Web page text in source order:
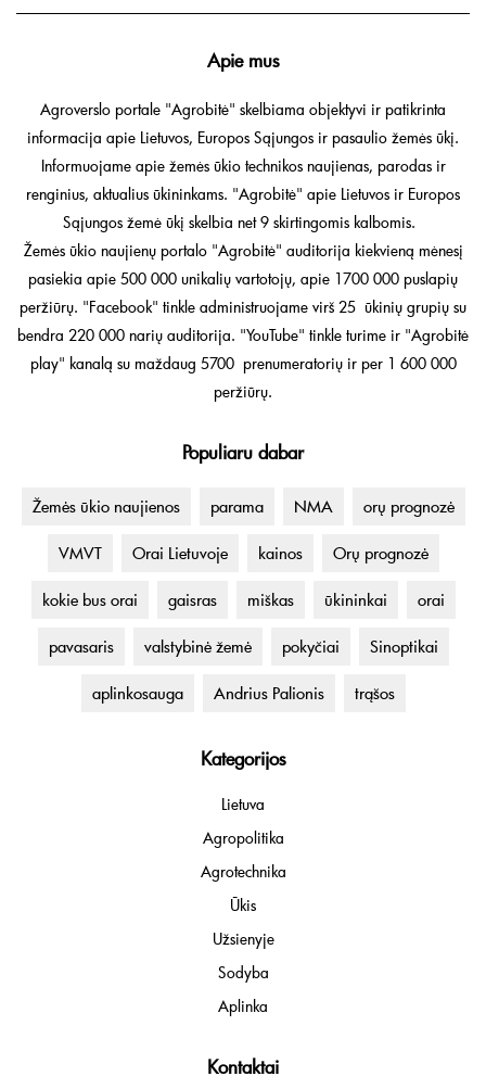
Apie mus
Agroverslo portale "Agrobitė" skelbiama objektyvi ir patikrinta
informacija apie Lietuvos, Europos Sąjungos ir pasaulio žemės ūkį.
Informuojame apie žemės ūkio technikos naujienas, parodas ir
renginius, aktualius ūkininkams. "Agrobitė" apie Lietuvos ir Europos
Sąjungos žemė ūkį skelbia net 9 skirtingomis kalbomis.
Žemės ūkio naujienų portalo "Agrobitė" auditorija kiekvieną mėnesį
pasiekia apie 500 000 unikalių vartotojų, apie 1700 000 puslapių
peržiūrų. "Facebook" tinkle administruojame virš 25 ūkinių grupių su
bendra 220 000 narių auditorija. "YouTube" tinkle turime ir "Agrobitė
play" kanalą su maždaug 5700 prenumeratorių ir per 1 600 000
peržiūrų.
Populiaru dabar
Žemės ūkio naujienos parama NMA orų prognozė
VMVT Orai Lietuvoje kainos Orų prognozė
kokie bus orai gaisras miškas ūkininkai orai
pavasaris valstybinė žemė pokyčiai Sinoptikai
aplinkosauga Andrius Palionis trąšos
Kategorijos
Lietuva
Agropolitika
Agrotechnika
Ūkis
Užsienyje
Sodyba
Aplinka
Kontaktai